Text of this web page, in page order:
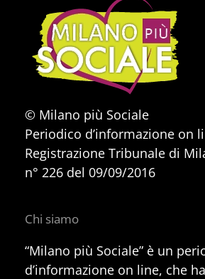
© Milano più Sociale
Periodico d’informazione on
Registrazione Tribunale di
n° 226 del 09/09/2016
Chi siamo
“Milano più Sociale” è un
d’informazione on line, che